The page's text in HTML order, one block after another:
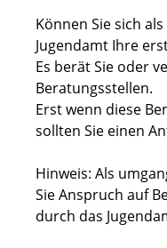
Können Sie sich
Jugendamt Ihre
Es berät Sie oder
Beratungsstellen.
Erst wenn diese
sollten Sie einen
Hinweis: Als
Sie Anspruch auf
durch das